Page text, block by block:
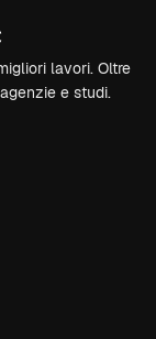
lavori. Oltre
e studi.